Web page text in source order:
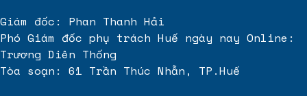
Giám đốc: Phan Thanh Hải
Phó Giám đốc phụ trách Huế ngày nay Online:
Trương Diên Thống
Tòa soạn: 61 Trần Thúc Nhẫn, TP.Huế